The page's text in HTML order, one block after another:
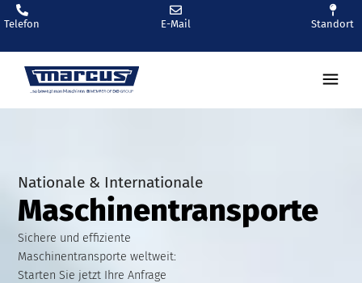
Telefon E-Mail Standort
Nationale & Internationale
Maschinentransporte
Sichere und effiziente
Maschinentransporte weltweit:
Starten Sie jetzt Ihre Anfrage